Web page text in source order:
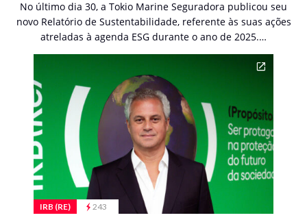
No último dia 30, a Tokio Marine Seguradora publicou seu
novo Relatório de Sustentabilidade, referente às suas ações
atreladas à agenda ESG durante o ano de 2025.…
IRB (RE) 243